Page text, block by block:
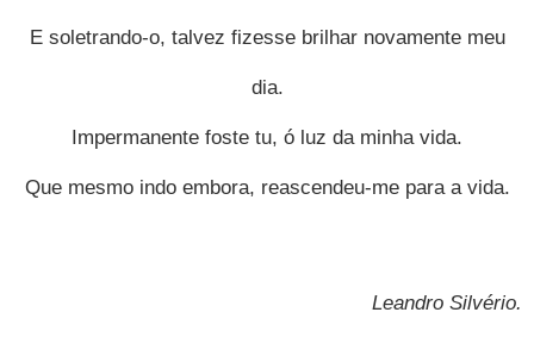
E soletrando-o, talvez fizesse brilhar novamente meu
dia.
Impermanente foste tu, ó luz da minha vida.
Que mesmo indo embora, reascendeu-me para a vida.
Leandro Silvério.